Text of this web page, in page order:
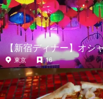
【新宿ディナー】オシ
東京 16